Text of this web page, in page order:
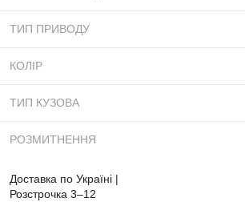
ТИП ПРИВОДУ
КОЛІР
ТИП КУЗОВА
РОЗМИТНЕННЯ
Доставка по Україні |
Розстрочка 3–12